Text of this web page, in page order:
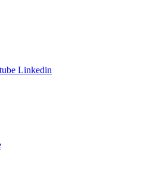
Linkedin